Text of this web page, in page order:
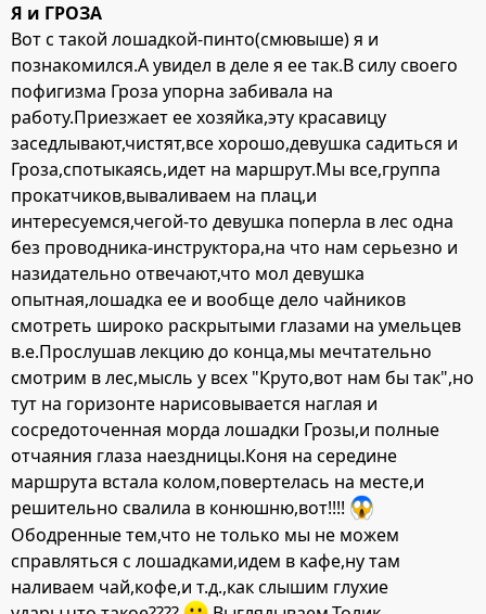
Я и ГРОЗА
Вот с такой лошадкой-пинто(смювыше) я и
познакомился.А увидел в деле я ее так.В силу своего
пофигизма Гроза упорна забивала на
работу.Приезжает ее хозяйка,эту красавицу
заседлывают,чистят,все хорошо,девушка садиться и
Гроза,спотыкаясь,идет на маршрут.Мы все,группа
прокатчиков,вываливаем на плац,и
интересуемся,чегой-то девушка поперла в лес одна
без проводника-инструктора,на что нам серьезно и
назидательно отвечают,что мол девушка
опытная,лошадка ее и вообще дело чайников
смотреть широко раскрытыми глазами на умельцев
в.е.Прослушав лекцию до конца,мы мечтательно
смотрим в лес,мысль у всех "Круто,вот нам бы так",но
тут на горизонте нарисовывается наглая и
сосредоточенная морда лошадки Грозы,и полные
отчаяния глаза наездницы.Коня на середине
маршрута встала колом,повертелась на месте,и
решительно свалила в конюшню,вот!!!!
Ободренные тем,что не только мы не можем
справляться с лошадками,идем в кафе,ну там
наливаем чай,кофе,и т.д.,как слышим глухие